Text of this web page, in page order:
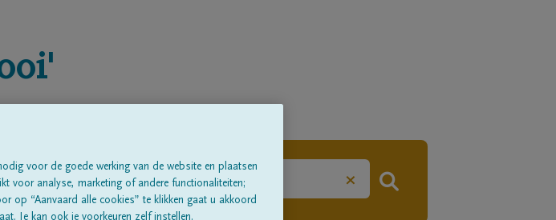
×
voor de goede werking van de website en plaatsen
voor analyse, marketing of andere functionaliteiten;
op “Aanvaard alle cookies” te klikken gaat u akkoord
Je kan ook je voorkeuren zelf instellen.